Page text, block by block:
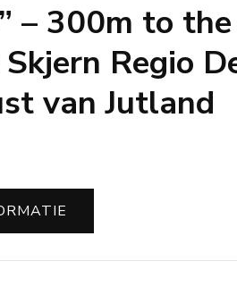
– 300m to the
Regio
van Jutland